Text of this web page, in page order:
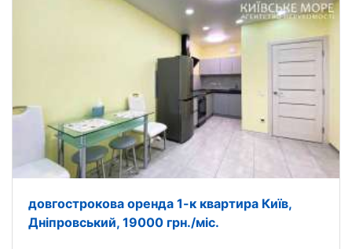
довгострокова оренда 1-к квартира Київ,
Дніпровський, 19000 грн./міс.